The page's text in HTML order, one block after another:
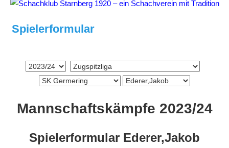
Spielerformular
Mannschaftskämpfe 2023/24
Spielerformular Ederer,Jakob